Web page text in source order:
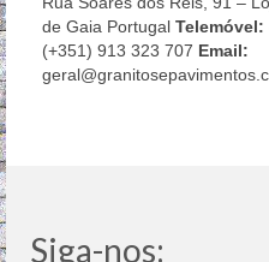
de Gaia Portugal Telemóvel:
(+351) 913 323 707 Email:
Siga-nos: